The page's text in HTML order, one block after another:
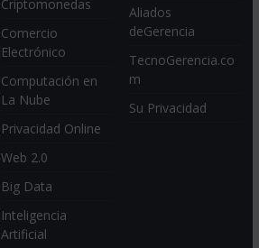
Criptomonedas
Comercio
Electrónico
Computación en
La Nube
Privacidad Online
Web 2.0
Big Data
Inteligencia
Artificial
Aliados
deGerencia
TecnoGerencia.co
m
Su Privacidad